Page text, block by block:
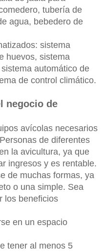
tubería de
agua, bebedero de
sistema
huevos, sistema
automático de
de control climático.
negocio de
avícolas necesarios
de diferentes
la avicultura, ya que
ingresos y es rentable.
de muchas formas, ya
o una simple. Sea
los beneficios
en un espacio
tener al menos 5